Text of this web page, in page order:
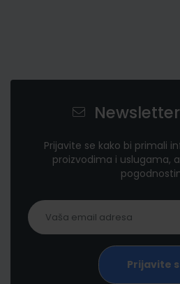
Prijavite se kako bi primali
proizvodima i uslugama,